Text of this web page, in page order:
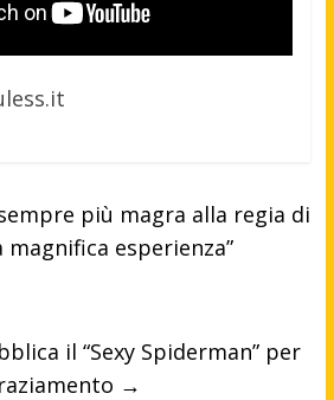
più magra alla regia di
magnifica esperienza”
il “Sexy Spiderman” per
→